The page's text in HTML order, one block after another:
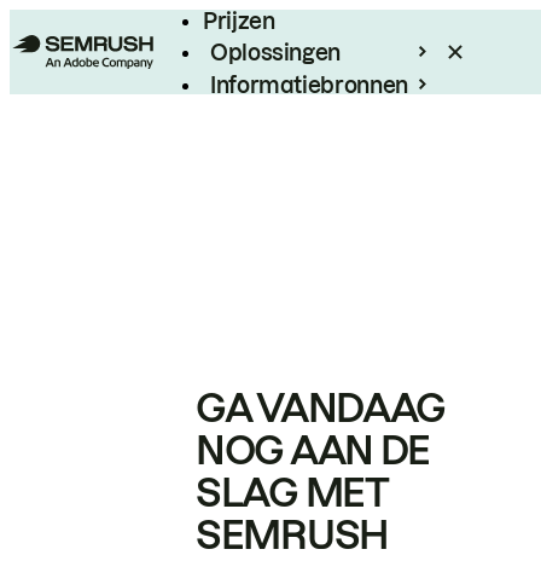
Prijzen
Oplossingen
Informatiebronnen
GA VANDAAG
NOG AAN DE
SLAG MET
SEMRUSH